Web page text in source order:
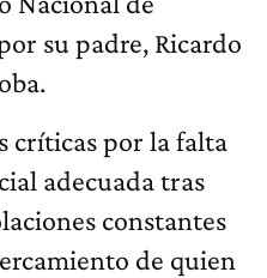
su padre, Ricardo
críticas por la falta
adecuada tras
constantes
de quien